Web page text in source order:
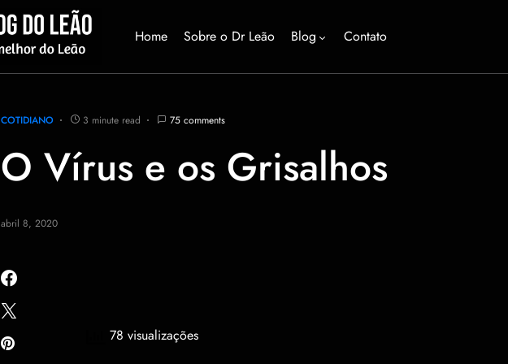
Home Sobre o Dr Leão Blog Contato
COTIDIANO 3 minute read 75 comments
O Vírus e os Grisalhos
abril 8, 2020
78 visualizações